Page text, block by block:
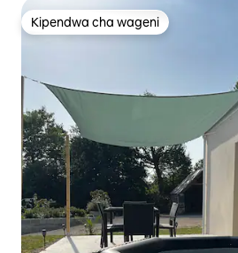
Kipendwa cha wageni
Kipendwa cha wageni